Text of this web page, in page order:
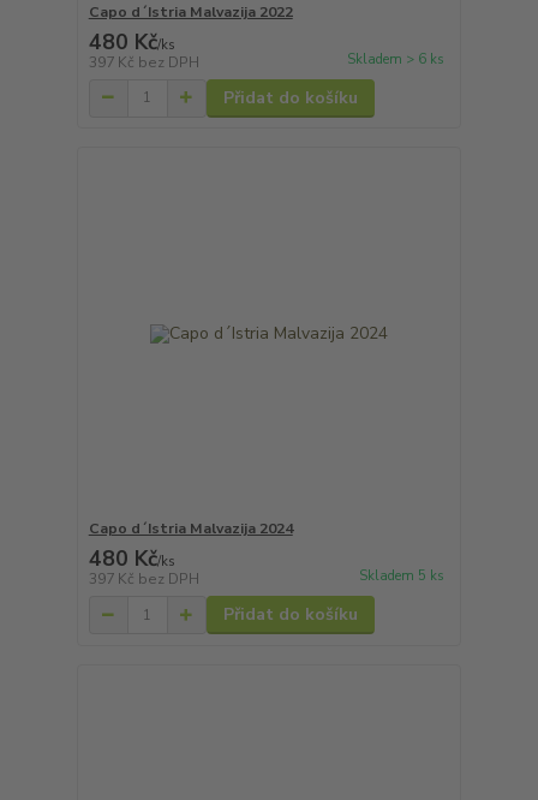
Capo d´Istria Malvazija 2022
480 Kč/ks
397 Kč bez DPH Skladem > 6 ks
Přidat do košíku
Capo d´Istria Malvazija 2024
480 Kč/ks
397 Kč bez DPH Skladem 5 ks
Přidat do košíku